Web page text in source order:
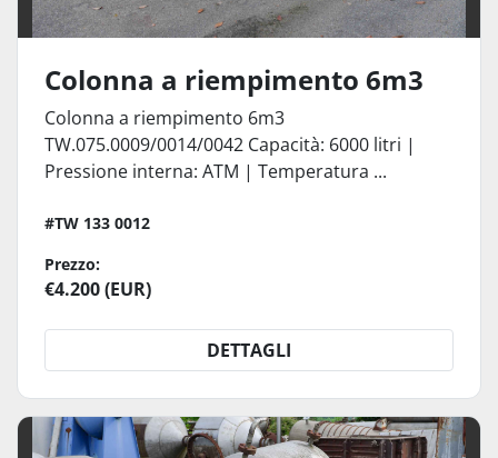
Colonna a riempimento 6m3
Colonna a riempimento 6m3
TW.075.0009/0014/0042 Capacità: 6000 litri |
Pressione interna: ATM | Temperatura ...
#TW 133 0012
Prezzo:
€4.200 (EUR)
DETTAGLI